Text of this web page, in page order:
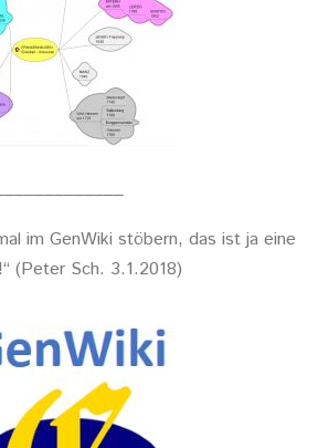
im GenWiki stöbern, das ist ja eine
(Peter Sch. 3.1.2018)